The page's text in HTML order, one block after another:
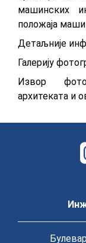
машинских
положаја
Детаљније
Галерију
Извор
архитеката и